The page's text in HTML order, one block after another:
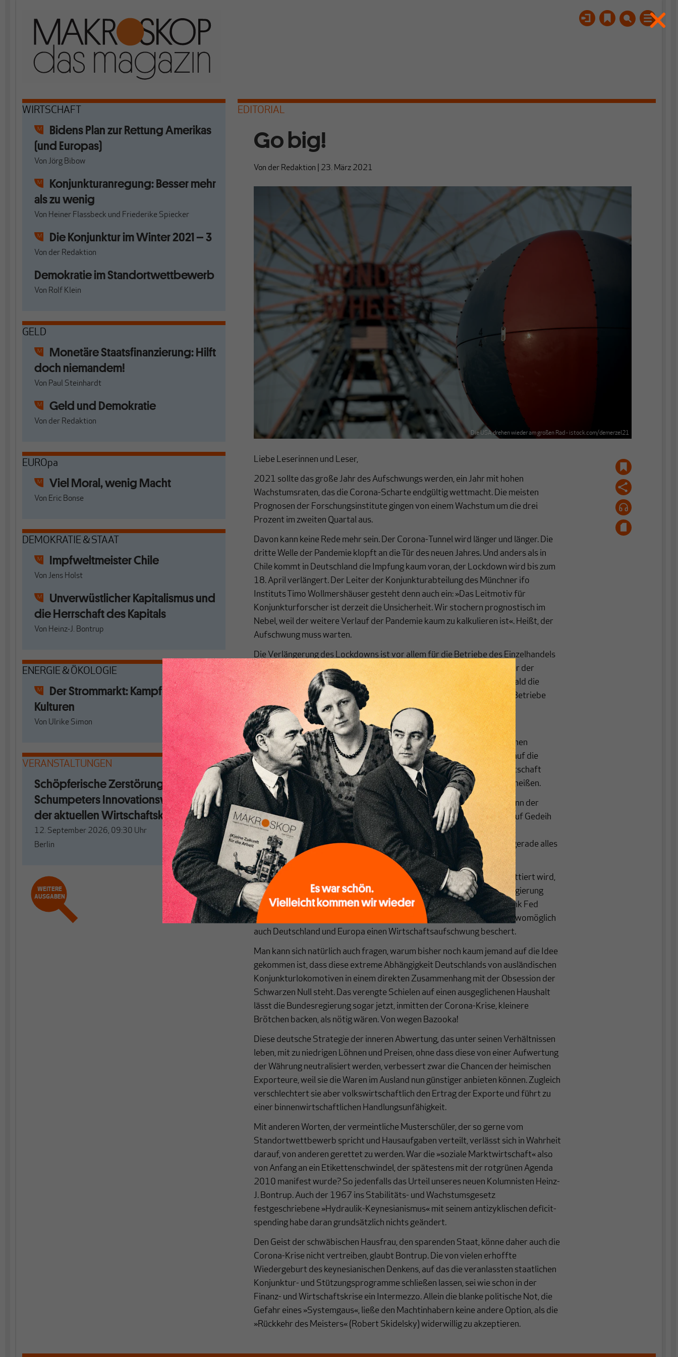
WIRTSCHAFT
Bidens Plan zur Rettung Amerikas
(und Europas)
Von Jörg Bibow
Konjunkturanregung: Besser mehr
als zu wenig
Von Heiner Flassbeck und Friederike Spiecker
Die Konjunktur im Winter 2021 – 3
Von der Redaktion
Demokratie im Standortwettbewerb
Von Rolf Klein
GELD
Monetäre Staatsfinanzierung: Hilft
doch niemandem!
Von Paul Steinhardt
Geld und Demokratie
Von der Redaktion
EUROpa
Viel Moral, wenig Macht
Von Eric Bonse
DEMOKRATIE & STAAT
Impfweltmeister Chile
Von Jens Holst
Unverwüstlicher Kapitalismus und
die Herrschaft des Kapitals
Von Heinz-J. Bontrup
ENERGIE & ÖKOLOGIE
Der Strommarkt: Kampf der
Kulturen
Von Ulrike Simon
VERANSTALTUNGEN
Schöpferische Zerstörung. Mit
Schumpeters Innovationswellen aus
der aktuellen Wirtschaftskrise?
12. September 2026, 09:30 Uhr
Berlin
WEITERE
AUSGABEN
EDITORIAL
Go big!
Von der Redaktion 23. März 2021
Die USA drehen wieder am großen Rad - istock.com/demerzel21
Liebe Leserinnen und Leser,
2021 sollte das große Jahr des Aufschwungs werden, ein Jahr mit hohen
Wachstumsraten, das die Corona-Scharte endgültig wettmacht. Die meisten
Prognosen der Forschungsinstitute gingen von einem Wachstum um die drei
Prozent im zweiten Quartal aus.
Davon kann keine Rede mehr sein. Der Corona-Tunnel wird länger und länger. Die
dritte Welle der Pandemie klopft an die Tür des neuen Jahres. Und anders als in
Chile kommt in Deutschland die Impfung kaum voran, der Lockdown wird bis zum
18. April verlängert. Der Leiter der Konjunkturabteilung des Münchner ifo
Instituts Timo Wollmershäuser gesteht denn auch ein: »Das Leitmotiv für
Konjunkturforscher ist derzeit die Unsicherheit. Wir stochern prognostisch im
Nebel, weil der weitere Verlauf der Pandemie kaum zu kalkulieren ist«. Heißt, der
Aufschwung muss warten.
Die Verlängerung des Lockdowns ist vor allem für die Betriebe des Einzelhandels
eine Katastrophe, insbesondere für viele kleine Unternehmen. Je länger der
Lockdown dauert, desto größer wird die Gefahr einer Pleitewelle, sobald die
Politik die ausgesetzte Insolvenzantragspflicht für zahlungsunfähige Betriebe
wieder in Kraft setzt. Schon im Januar sind die Einzelhandelsumsätze
eingebrochen.
Ungeachtet dieser Tragödien aber klopft man sich vielleicht im deutschen
Kanzleramt irgendwann im Laufe des Jahres 2022 dann doch wieder auf die
Schulter. Deutschland habe sich dank seiner wettbewerbsfähigen Wirtschaft
wieder einmal am eigenen Schopf aus der Krise gezogen, mag es dann heißen.
Wenn es so kommt, dann hat die Geschichte allerdings einen Haken. Denn der
Erfolg der deutschen Wirtschaft, genauer seiner Exportindustrie, ist auf Gedeih
und Verderb von der Weltkonjunktur abhängig. Und so wird sich der
Exportweltmeister dann vor allem bei den USA bedanken dürfen, die gerade alles
dafür tun, um die heimische Wirtschaft wieder zum Laufen zu bringen.
Während in Deutschland schon wieder über die Schuldenbremse debattiert wird,
heißt es in den Staaten »Go big«. Rund 5 Billionen Dollar hat die US-Regierung
insgesamt schon zur Krisenbekämpfung locker gemacht. Die Notenbank Fed
erwartet für 2021 ein Wachstum von 6,5 Prozent. Ein Wachstum, das womöglich
auch Deutschland und Europa einen Wirtschaftsaufschwung beschert.
Man kann sich natürlich auch fragen, warum bisher noch kaum jemand auf die Idee
gekommen ist, dass diese extreme Abhängigkeit Deutschlands von ausländischen
Konjunkturlokomotiven in einem direkten Zusammenhang mit der Obsession der
Schwarzen Null steht. Das verengte Schielen auf einen ausgeglichenen Haushalt
lässt die Bundesregierung sogar jetzt, inmitten der Corona-Krise, kleinere
Brötchen backen, als nötig wären. Von wegen Bazooka!
Diese deutsche Strategie der inneren Abwertung, das unter seinen Verhältnissen
leben, mit zu niedrigen Löhnen und Preisen, ohne dass diese von einer Aufwertung
der Währung neutralisiert werden, verbessert zwar die Chancen der heimischen
Exporteure, weil sie die Waren im Ausland nun günstiger anbieten können. Zugleich
verschlechtert sie aber volkswirtschaftlich den Ertrag der Exporte und führt zu
einer binnenwirtschaftlichen Handlungsunfähigkeit.
Mit anderen Worten, der vermeintliche Musterschüler, der so gerne vom
Standortwettbewerb spricht und Hausaufgaben verteilt, verlässt sich in Wahrheit
darauf, von anderen gerettet zu werden. War die »soziale Marktwirtschaft« also
von Anfang an ein Etikettenschwindel, der spätestens mit der rotgrünen Agenda
2010 manifest wurde? So jedenfalls das Urteil unseres neuen Kolumnisten Heinz-
J. Bontrup. Auch der 1967 ins Stabilitäts- und Wachstumsgesetz
festgeschriebene »Hydraulik-Keynesianismus« mit seinem antizyklischen deficit-
spending habe daran grundsätzlich nichts geändert.
Den Geist der schwäbischen Hausfrau, den sparenden Staat, könne daher auch die
Corona-Krise nicht vertreiben, glaubt Bontrup. Die von vielen erhoffte
Wiedergeburt des keynesianischen Denkens, auf das die veranlassten staatlichen
Konjunktur- und Stützungsprogramme schließen lassen, sei wie schon in der
Finanz- und Wirtschaftskrise ein Intermezzo. Allein die blanke politische Not, die
Gefahr eines »Systemgaus«, ließe den Machtinhabern keine andere Option, als die
»Rückkehr des Meisters« (Robert Skidelsky) widerwillig zu akzeptieren.